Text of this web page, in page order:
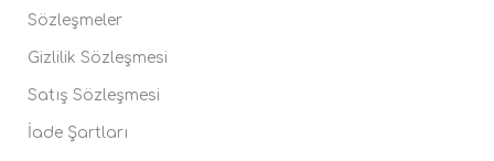
Sözleşmeler
Gizlilik Sözleşmesi
Satış Sözleşmesi
İade Şartları